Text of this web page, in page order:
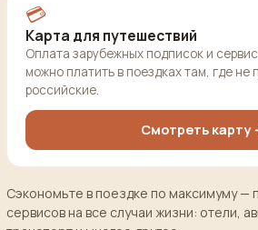
💳
Карта для путешествий
Оплата зарубежных подписок и
можно платить в поездках там, где не
российские.
Смотреть карту
Сэкономьте в поездке по максимуму —
сервисов на все случаи жизни: отели,